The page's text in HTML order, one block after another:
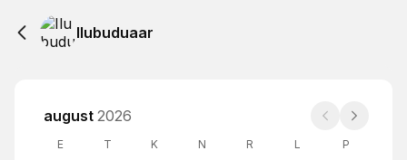
Ilubuduaar
august 2026
E T K N R L P